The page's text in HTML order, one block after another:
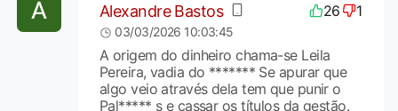
Alexandre Bastos 26 1
03/03/2026 10:03:45
A origem do dinheiro chama-se Leila
Pereira, vadia do ******* Se apurar que
algo veio através dela tem que punir o
Pal***** s e cassar os títulos da gestão.